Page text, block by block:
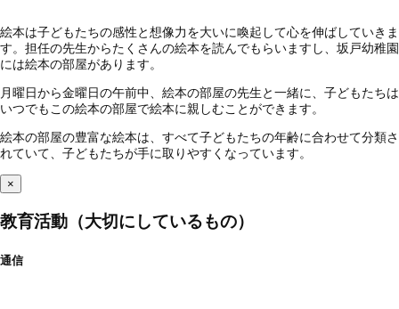
絵本は子どもたちの感性と想像力を大いに喚起して心を伸ばしていきま
す。担任の先生からたくさんの絵本を読んでもらいますし、坂戸幼稚園
には絵本の部屋があります。
月曜日から金曜日の午前中、絵本の部屋の先生と一緒に、子どもたちは
いつでもこの絵本の部屋で絵本に親しむことができます。
絵本の部屋の豊富な絵本は、すべて子どもたちの年齢に合わせて分類さ
れていて、子どもたちが手に取りやすくなっています。
×
教育活動（大切にしているもの）
通信